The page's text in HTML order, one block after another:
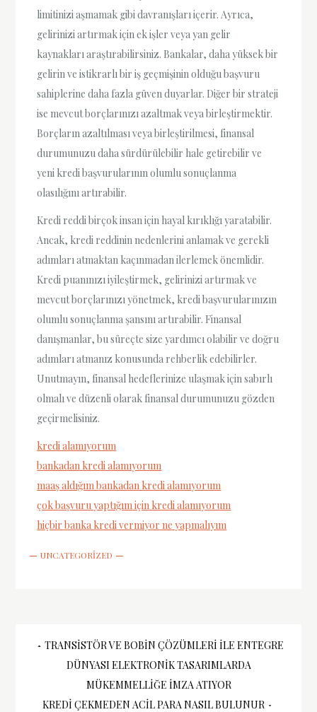
limitinizi aşmamak gibi davranışları içerir. Ayrıca,
gelirinizi artırmak için ek işler veya yan gelir
kaynakları araştırabilirsiniz. Bankalar, daha yüksek bir
gelirin ve istikrarlı bir iş geçmişinin olduğu başvuru
sahiplerine daha fazla güven duyarlar. Diğer bir strateji
ise mevcut borçlarınızı azaltmak veya birleştirmektir.
Borçların azaltılması veya birleştirilmesi, finansal
durumunuzu daha sürdürülebilir hale getirebilir ve
yeni kredi başvurularının olumlu sonuçlanma
olasılığını artırabilir.
Kredi reddi birçok insan için hayal kırıklığı yaratabilir.
Ancak, kredi reddinin nedenlerini anlamak ve gerekli
adımları atmaktan kaçınmadan ilerlemek önemlidir.
Kredi puanınızı iyileştirmek, gelirinizi artırmak ve
mevcut borçlarınızı yönetmek, kredi başvurularınızın
olumlu sonuçlanma şansını artırabilir. Finansal
danışmanlar, bu süreçte size yardımcı olabilir ve doğru
adımları atmanız konusunda rehberlik edebilirler.
Unutmayın, finansal hedeflerinize ulaşmak için sabırlı
olmalı ve düzenli olarak finansal durumunuzu gözden
geçirmelisiniz.
kredi alamıyorum
bankadan kredi alamıyorum
maaş aldığım bankadan kredi alamıyorum
çok başvuru yaptığım için kredi alamıyorum
hiçbir banka kredi vermiyor ne yapmalıyım
UNCATEGORIZED
Yazı
gezinmesi
TRANSISTÖR VE BOBIN ÇÖZÜMLERI İLE ENTEGRE
DÜNYASI ELEKTRONIK TASARIMLARDA
MÜKEMMELLIĞE İMZA ATIYOR
KREDI ÇEKMEDEN ACIL PARA NASIL BULUNUR